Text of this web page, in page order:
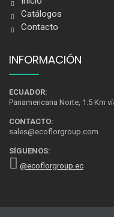
Catálogos
Contacto
INFORMACIÓN
ECUADOR:
Panamericana Norte, 1.5 Km
CONTACTO:
sales@ecoflorgroup.com
SÍGUENOS:
@ecoflorgroup.ec